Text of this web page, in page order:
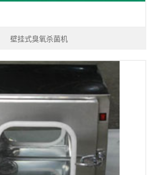
壁挂式臭氧杀菌机